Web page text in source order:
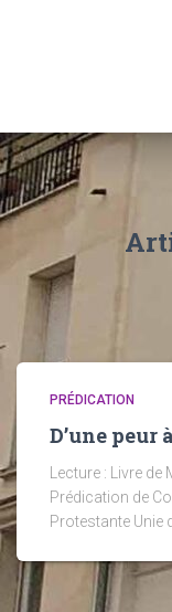
PRÉDICATION
D’une peur
Lecture : Livre
Prédication de
Protestante Unie